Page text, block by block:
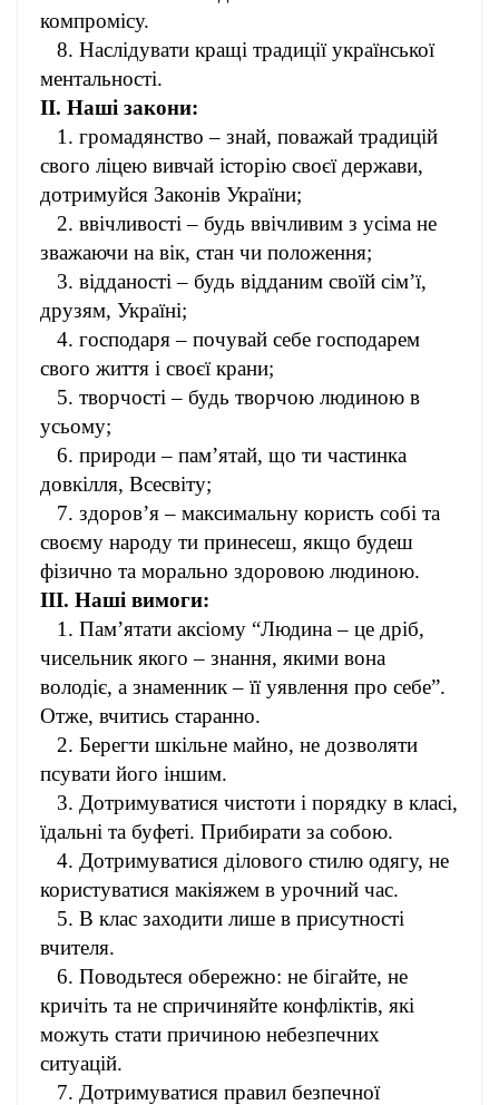
компромісу.
8. Наслідувати кращі традиції української
ментальності.
II. Наші закони:
1. громадянство – знай, поважай традицій
свого ліцею вивчай історію своєї держави,
дотримуйся Законів України;
2. ввічливості – будь ввічливим з усіма не
зважаючи на вік, стан чи положення;
3. відданості – будь відданим своїй сім’ї,
друзям, Україні;
4. господаря – почувай себе господарем
свого життя і своєї крани;
5. творчості – будь творчою людиною в
усьому;
6. природи – пам’ятай, що ти частинка
довкілля, Всесвіту;
7. здоров’я – максимальну користь собі та
своєму народу ти принесеш, якщо будеш
фізично та морально здоровою людиною.
III. Наші вимоги:
1. Пам’ятати аксіому “Людина – це дріб,
чисельник якого – знання, якими вона
володіє, а знаменник – її уявлення про себе”.
Отже, вчитись старанно.
2. Берегти шкільне майно, не дозволяти
псувати його іншим.
3. Дотримуватися чистоти і порядку в класі,
їдальні та буфеті. Прибирати за собою.
4. Дотримуватися ділового стилю одягу, не
користуватися макіяжем в урочний час.
5. В клас заходити лише в присутності
вчителя.
6. Поводьтеся обережно: не бігайте, не
кричіть та не спричиняйте конфліктів, які
можуть стати причиною небезпечних
ситуацій.
7. Дотримуватися правил безпечної